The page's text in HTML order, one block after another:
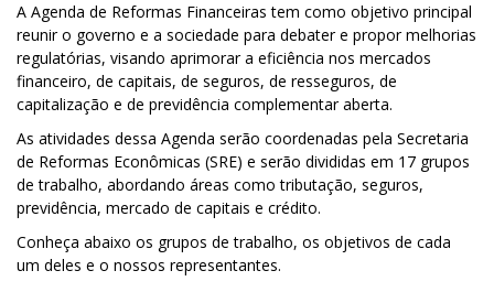
A Agenda de Reformas Financeiras tem como objetivo principal
reunir o governo e a sociedade para debater e propor melhorias
regulatórias, visando aprimorar a eficiência nos mercados
financeiro, de capitais, de seguros, de resseguros, de
capitalização e de previdência complementar aberta.
As atividades dessa Agenda serão coordenadas pela Secretaria
de Reformas Econômicas (SRE) e serão divididas em 17 grupos
de trabalho, abordando áreas como tributação, seguros,
previdência, mercado de capitais e crédito.
Conheça abaixo os grupos de trabalho, os objetivos de cada
um deles e o nossos representantes.